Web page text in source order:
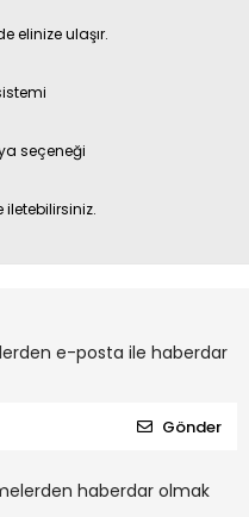
elinize ulaşır.
seçeneği
iletebilirsiniz.
e-posta ile haberdar
Gönder
haberdar olmak